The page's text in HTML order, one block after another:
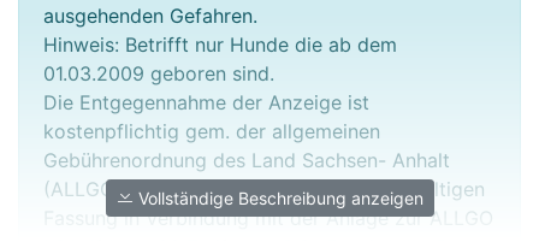
ausgehenden Gefahren.
Hinweis: Betrifft nur Hunde die ab dem
01.03.2009 geboren sind.
Die Entgegennahme der Anzeige ist
kostenpflichtig gem. der allgemeinen
Gebührenordnung des Land Sachsen- Anhalt
(ALLGO) vom 23.08.2004 in der zurzeit gültigen
Fassung in Verbindung mit der Anlage zur ALLGO
Vollständige Beschreibung anzeigen